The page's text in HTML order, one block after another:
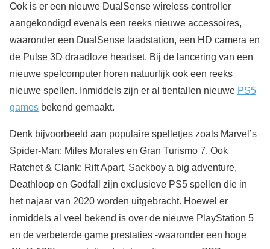
Ook is er een nieuwe DualSense wireless controller
aangekondigd evenals een reeks nieuwe accessoires,
waaronder een DualSense laadstation, een HD camera en
de Pulse 3D draadloze headset. Bij de lancering van een
nieuwe spelcomputer horen natuurlijk ook een reeks
nieuwe spellen. Inmiddels zijn er al tientallen nieuwe PS5
games bekend gemaakt.
Denk bijvoorbeeld aan populaire spelletjes zoals Marvel’s
Spider-Man: Miles Morales en Gran Turismo 7. Ook
Ratchet & Clank: Rift Apart, Sackboy a big adventure,
Deathloop en Godfall zijn exclusieve PS5 spellen die in
het najaar van 2020 worden uitgebracht. Hoewel er
inmiddels al veel bekend is over de nieuwe PlayStation 5
en de verbeterde game prestaties -waaronder een hoge